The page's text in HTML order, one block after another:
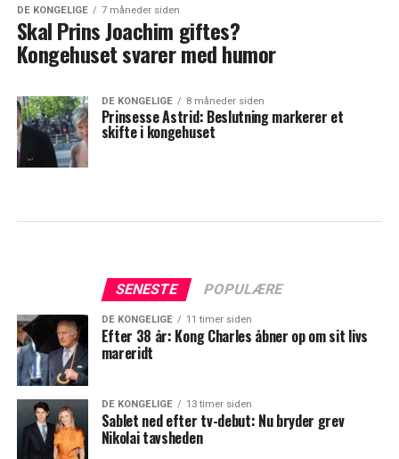
DE KONGELIGE 7 måneder siden
Skal Prins Joachim giftes?
Kongehuset svarer med humor
DE KONGELIGE 8 måneder siden
Prinsesse Astrid: Beslutning markerer et
skifte i kongehuset
SENESTE POPULÆRE
DE KONGELIGE 11 timer siden
Efter 38 år: Kong Charles åbner op om sit livs
mareridt
DE KONGELIGE 13 timer siden
Sablet ned efter tv-debut: Nu bryder grev
Nikolai tavsheden